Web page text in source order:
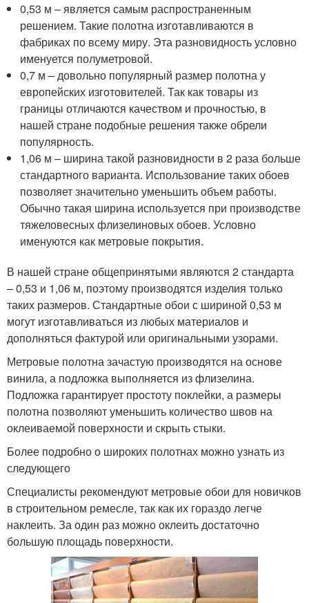
0,53 м – является самым распространенным
решением. Такие полотна изготавливаются в
фабриках по всему миру. Эта разновидность условно
именуется полуметровой.
0,7 м – довольно популярный размер полотна у
европейских изготовителей. Так как товары из
границы отличаются качеством и прочностью, в
нашей стране подобные решения также обрели
популярность.
1,06 м – ширина такой разновидности в 2 раза больше
стандартного варианта. Использование таких обоев
позволяет значительно уменьшить объем работы.
Обычно такая ширина используется при производстве
тяжеловесных флизелиновых обоев. Условно
именуются как метровые покрытия.
В нашей стране общепринятыми являются 2 стандарта
– 0,53 и 1,06 м, поэтому производятся изделия только
таких размеров. Стандартные обои с шириной 0,53 м
могут изготавливаться из любых материалов и
дополняться фактурой или оригинальными узорами.
Метровые полотна зачастую производятся на основе
винила, а подложка выполняется из флизелина.
Подложка гарантирует простоту поклейки, а размеры
полотна позволяют уменьшить количество швов на
оклеиваемой поверхности и скрыть стыки.
Более подробно о широких полотнах можно узнать из
следующего
Специалисты рекомендуют метровые обои для новичков
в строительном ремесле, так как их гораздо легче
наклеить. За один раз можно оклеить достаточно
большую площадь поверхности.